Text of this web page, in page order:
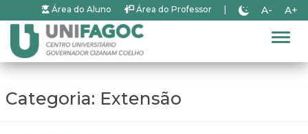
Área do Aluno Área do Professor A- A+
Categoria: Extensão